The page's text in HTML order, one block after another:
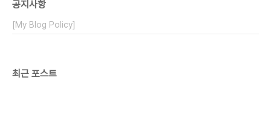
공지사항
[My Blog Policy]
최근 포스트